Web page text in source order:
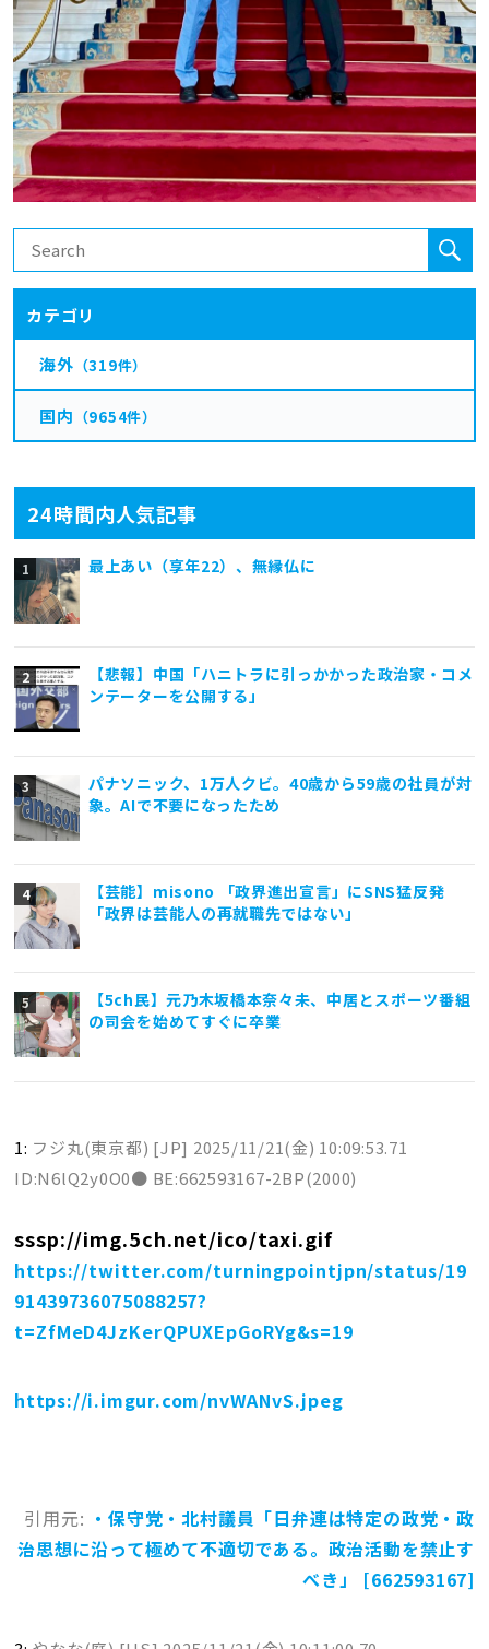
24時間内人気記事
最上あい（享年22）、無縁仏に
【悲報】中国「ハニトラに引っかかった政治家・コメ
ンテーターを公開する」
パナソニック、1万人クビ。40歳から59歳の社員が対
象。AIで不要になったため
【芸能】misono 「政界進出宣言」にSNS猛反発
「政界は芸能人の再就職先ではない」
【5ch民】元乃木坂橋本奈々未、中居とスポーツ番組
の司会を始めてすぐに卒業
1: フジ丸(東京都) [JP] 2025/11/21(金) 10:09:53.71
ID:N6lQ2y0O0● BE:662593167-2BP(2000)
sssp://img.5ch.net/ico/taxi.gif
https://twitter.com/turningpointjpn/status/19
91439736075088257?
t=ZfMeD4JzKerQPUXEpGoRYg&s=19
https://i.imgur.com/nvWANvS.jpeg
引用元: ・保守党・北村議員「日弁連は特定の政党・政
治思想に沿って極めて不適切である。政治活動を禁止す
べき」 [662593167]
カテゴリ
海外 （319件）
国内 （9654件）